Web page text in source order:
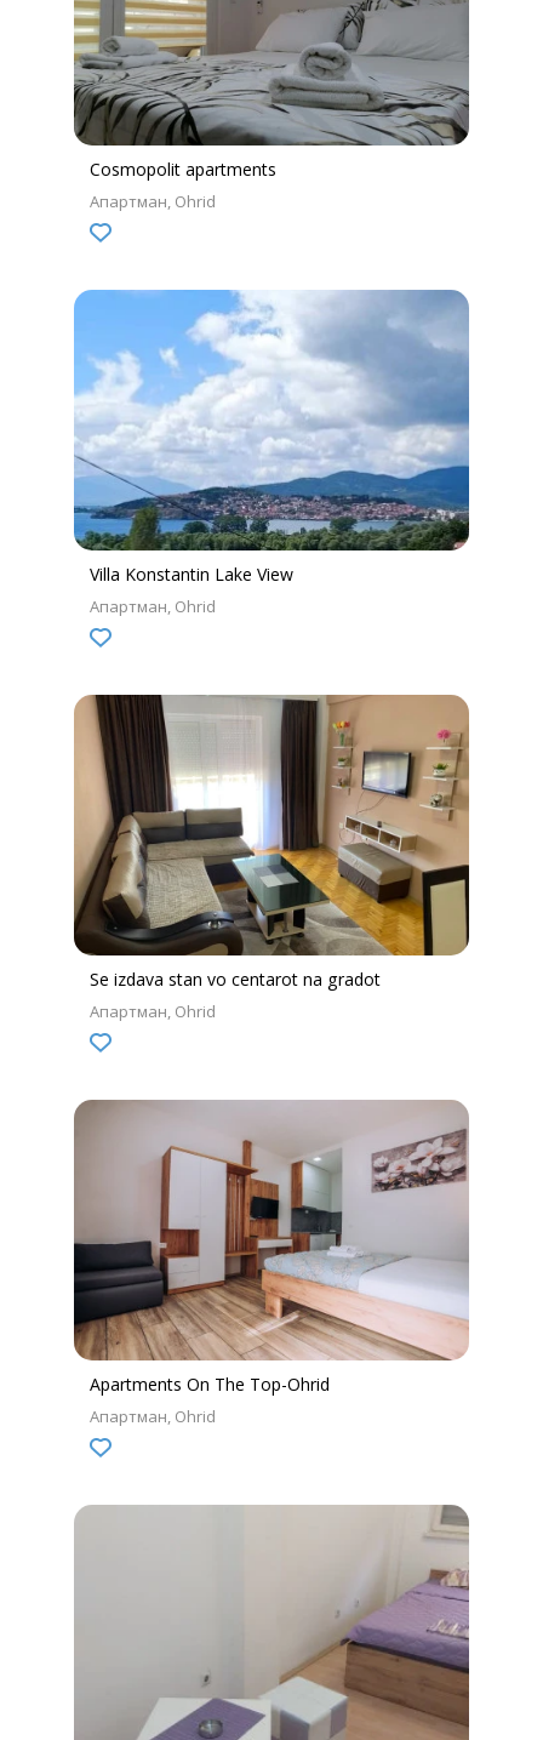
Cosmopolit apartments
Апартман Ohrid
Villa Konstantin Lake View
Апартман Ohrid
Se izdava stan vo centarot na gradot
Апартман Ohrid
Apartments On The Top-Ohrid
Апартман Ohrid